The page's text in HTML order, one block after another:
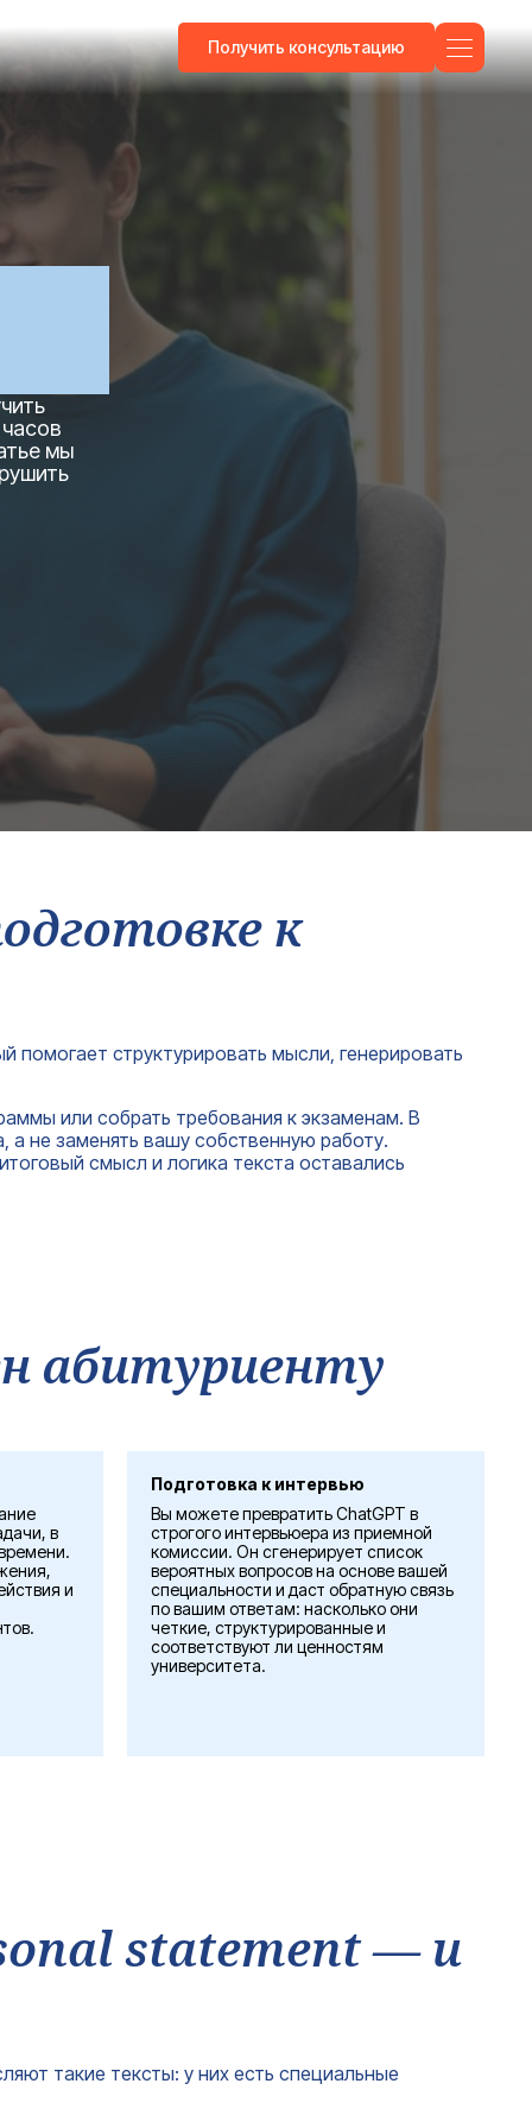
Получить консультацию
мы
к
помогает структурировать мысли, генерировать
или собрать требования к экзаменам. В
а не заменять вашу собственную работу.
смысл и логика текста оставались
абитуриенту
в
и
Подготовка к интервью
Вы можете превратить ChatGPT в
строгого интервьюера из приемной
комиссии. Он сгенерирует список
вероятных вопросов на основе вашей
специальности и даст обратную связь
по вашим ответам: насколько они
четкие, структурированные и
соответствуют ли ценностям
университета.
statement — и
такие тексты: у них есть специальные